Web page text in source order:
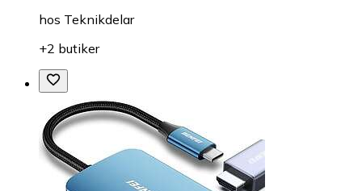
hos Teknikdelar
+2 butiker